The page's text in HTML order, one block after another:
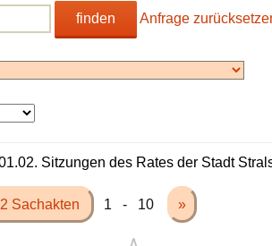
finden Anfrage
Sitzungen des Rates der Stadt
Sachakten 1 - 10 »
∧